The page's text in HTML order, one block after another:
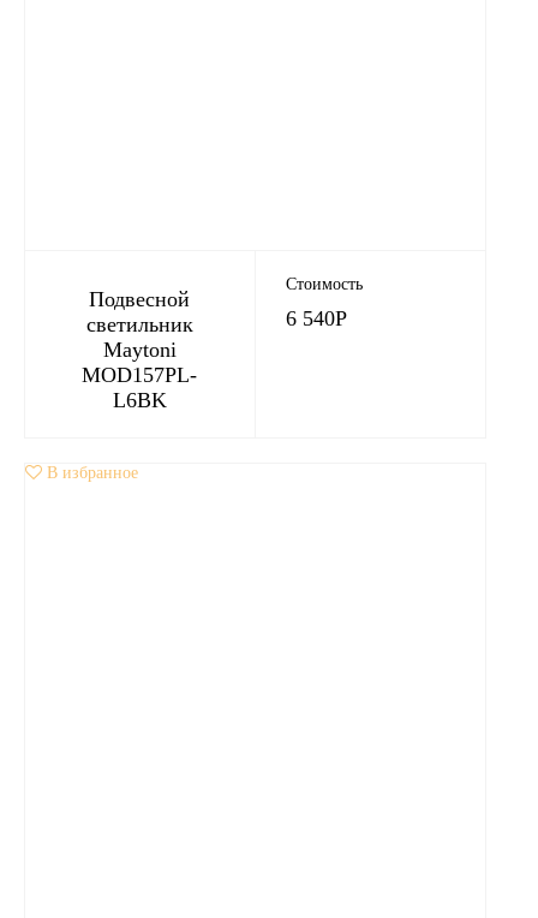
Подвесной
светильник
Maytoni
MOD157PL-
L6BK
Стоимость
6 540Р
В избранное